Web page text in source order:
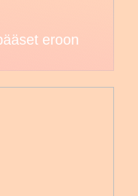
eroon